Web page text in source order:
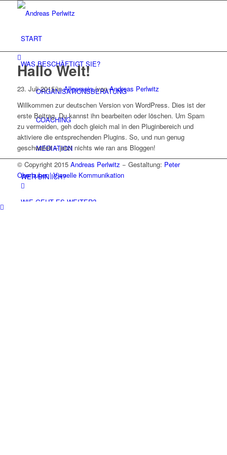
START
WAS BESCHÄFTIGT SIE?
ORGANISATIONSBERATUNG
COACHING
MEDIATION
WER BIN ICH?
WIE GEHT ES WEITER?
Hallo Welt!
23. Juli 2015/inAllgemein /vonAndreas Perlwitz
Willkommen zur deutschen Version von WordPress. Dies ist der
erste Beitrag. Du kannst ihn bearbeiten oder löschen. Um Spam
zu vermeiden, geh doch gleich mal in den Pluginbereich und
aktiviere die entsprechenden Plugins. So, und nun genug
geschwafelt – jetzt nichts wie ran ans Bloggen!
© Copyright 2015 Andreas Perlwitz − Gestaltung: Peter
Oberhuber | Visuelle Kommunikation